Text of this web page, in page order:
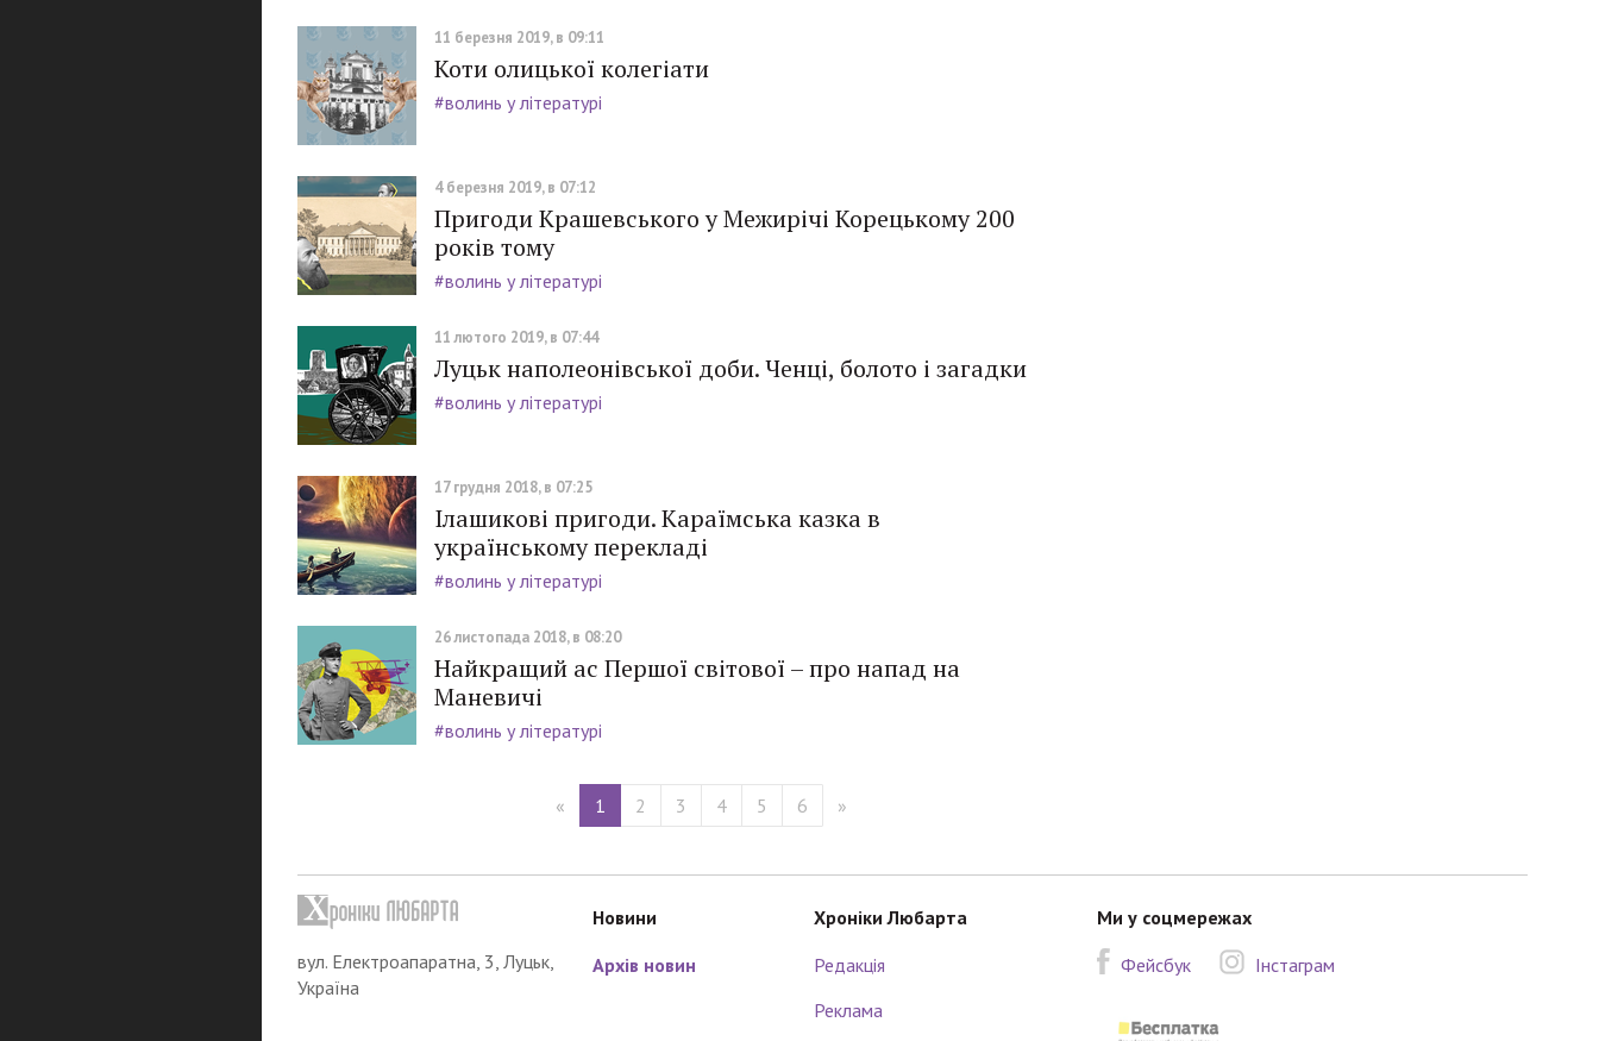
11 березня 2019, в 09:11
Коти олицької колегіати
#волинь у літературі
4 березня 2019, в 07:12
Пригоди Крашевського у Межирічі Корецькому 200
років тому
#волинь у літературі
11 лютого 2019, в 07:44
Луцьк наполеонівської доби. Ченці, болото і загадки
#волинь у літературі
17 грудня 2018, в 07:25
Ілашикові пригоди. Караїмська казка в
українському перекладі
#волинь у літературі
26 листопада 2018, в 08:20
Найкращий ас Першої світової – про напад на
Маневичі
#волинь у літературі
« 1 2 3 4 5 6 »
вул. Електроапаратна, 3, Луцьк,
Україна
Новини
Архів новин
Хроніки Любарта
Редакція
Реклама
Ми у соцмережах
Фейсбук
Інстаграм